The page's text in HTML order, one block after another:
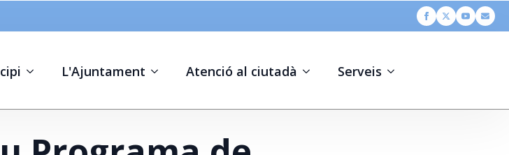
L'Ajuntament Atenció al ciutadà Serveis